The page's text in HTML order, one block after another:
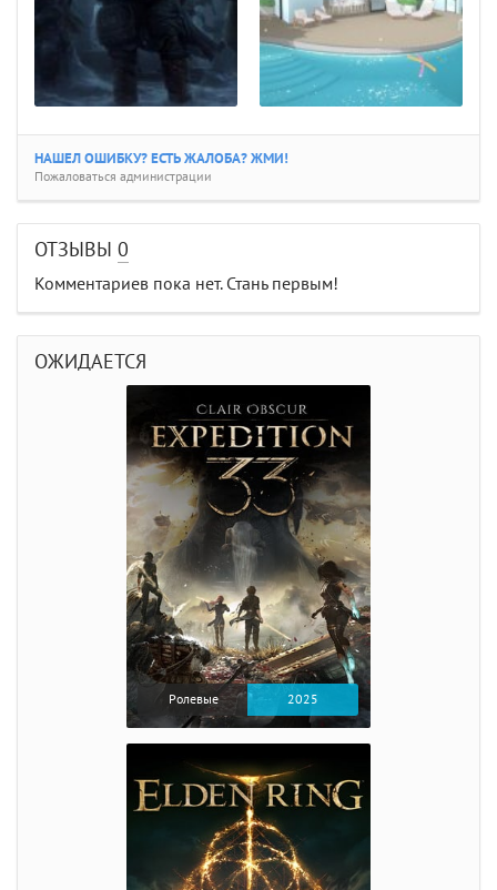
НАШЕЛ ОШИБКУ? ЕСТЬ ЖАЛОБА? ЖМИ!
Пожаловаться администрации
ОТЗЫВЫ 0
Комментариев пока нет. Стань первым!
ОЖИДАЕТСЯ
Ролевые 2025